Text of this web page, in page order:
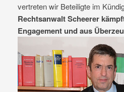
vertreten wir Beteiligte im
Rechtsanwalt Scheerer
Engagement und aus